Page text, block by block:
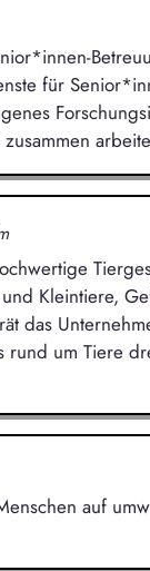
für
Kleintiere,
das
rund um Tiere
auf